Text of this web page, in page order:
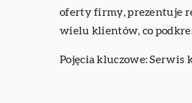
oferty firmy, prezentuje
wielu klientów, co
Pojęcia kluczowe: